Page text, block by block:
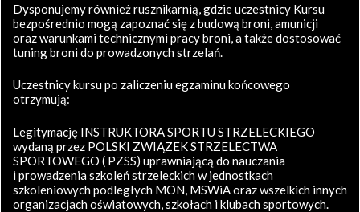
Dysponujemy również rusznikarnią, gdzie uczestnicy Kursu
bezpośrednio mogą zapoznać się z budową broni, amunicji
oraz warunkami technicznymi pracy broni, a także dostosować
tuning broni do prowadzonych strzelań.
Uczestnicy kursu po zaliczeniu egzaminu końcowego
otrzymują:
Legitymację INSTRUKTORA SPORTU STRZELECKIEGO
wydaną przez POLSKI ZWIĄZEK STRZELECTWA
SPORTOWEGO ( PZSS) uprawniającą do nauczania
i prowadzenia szkoleń strzeleckich w jednostkach
szkoleniowych podległych MON, MSWiA oraz wszelkich innych
organizacjach oświatowych, szkołach i klubach sportowych.